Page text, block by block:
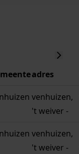
adres
venhuizen,
't weiver -
venhuizen,
't weiver -